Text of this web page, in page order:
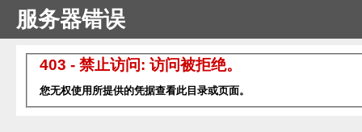
服务器错误
403 - 禁止访问: 访问被拒绝。
您无权使用所提供的凭据查看此目录或页面。